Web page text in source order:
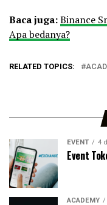
Baca juga:Binance
Apa bedanya?
RELATED TOPICS:
EVENT 4
Event
ACADEMY